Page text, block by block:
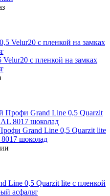
с пленкой на замках
Grand Line 0,5 Quarzit lite
шоколад